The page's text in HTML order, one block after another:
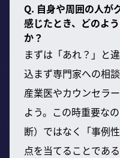
Q. 自身や周囲の人が
感じたとき、どのよ
か？
まずは「あれ？」と
込まず専門家への相
産業医やカウンセラ
よう。この時重要な
断）ではなく「事例
点を当てることであ